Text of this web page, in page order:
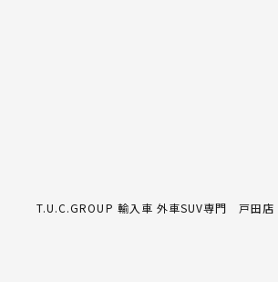
T.U.C.GROUP 輸入車 外車SUV専門 戸田